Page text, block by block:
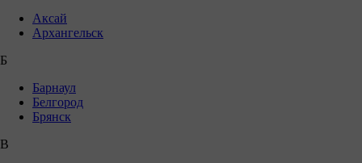
Аксай
Архангельск
Б
Барнаул
Белгород
Брянск
В